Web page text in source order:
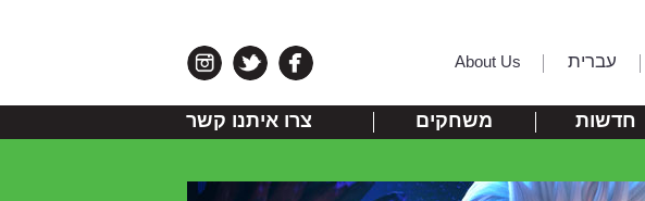
עברית About Us
חדשות משחקים צרו איתנו קשר